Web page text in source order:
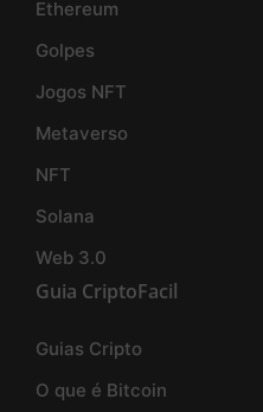
Ethereum
Golpes
Jogos NFT
Metaverso
NFT
Solana
Web 3.0
Guia CriptoFacil
Guias Cripto
O que é Bitcoin